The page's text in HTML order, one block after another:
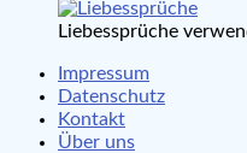
Liebessprüche
Impressum
Datenschutz
Kontakt
Über uns